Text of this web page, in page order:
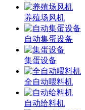
养殖场风机
自动集蛋设备
集蛋设备
全自动喂料机
自动给料机